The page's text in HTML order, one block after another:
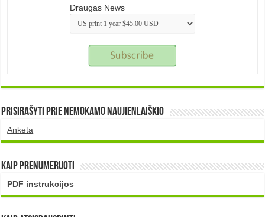
Draugas News
Prisirašyti prie nemokamo naujienlaiškio
Anketa
Kaip prenumeruoti
PDF instrukcijos